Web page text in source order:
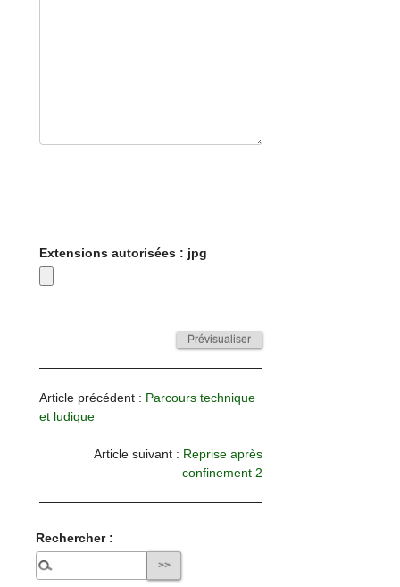
Extensions autorisées : jpg
Article précédent : Parcours technique
et ludique
Article suivant : Reprise après
confinement 2
Rechercher :